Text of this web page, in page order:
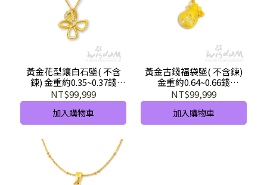
黃金花型鑲白石墜( 不含
鍊) 金重約0.35~0.37錢
GD02136-AXXX-GHX
NT$99,999
加入購物車
黃金古錢福袋墜( 不含鍊)
金重約0.64~0.66錢
GD02110-EEX-GHX
NT$99,999
加入購物車